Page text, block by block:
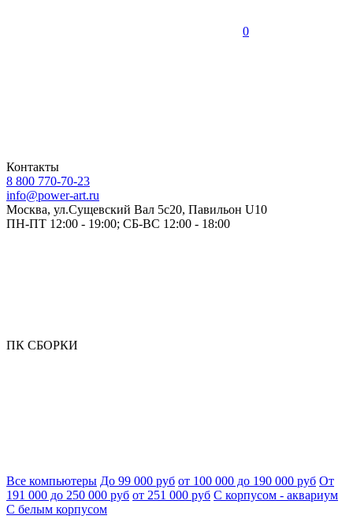
0
Контакты
8 800 770-70-23
info@power-art.ru
Москва, ул.Сущевский Вал 5с20, Павильон U10
ПН-ПТ 12:00 - 19:00; СБ-ВС 12:00 - 18:00
ПК СБОРКИ
Все компьютеры До 99 000 руб от 100 000 до 190 000 руб От
191 000 до 250 000 руб от 251 000 руб С корпусом - аквариум
С белым корпусом